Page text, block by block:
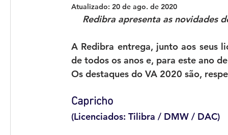
Atualizado: 20 de ago. de 2020
Redibra apresenta as novidades
A Redibra entrega, junto aos seus
de todos os anos e, para este ano
Os destaques do VA 2020 são,
Capricho
(Licenciados: Tilibra / DMW / DAC)